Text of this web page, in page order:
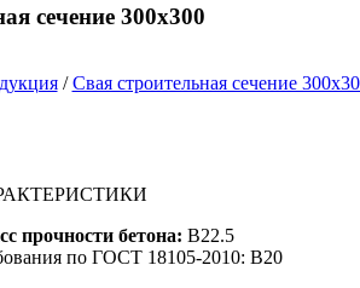
сечение 300х300
/Свая строительная сечение
прочности бетона: B22.5
по ГОСТ 18105-2010: B20